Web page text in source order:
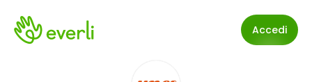
Accedi